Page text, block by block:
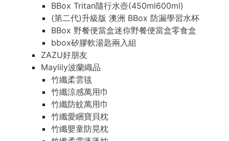
BBox Tritan隨行水壺(450ml600ml)
(第二代)升級版 澳洲 BBox 防漏學習水杯
BBox 野餐便當盒迷你野餐便當盒零食盒
bbox矽膠軟湯匙兩入組
ZAZU好朋友
Maylily波蘭織品
竹纖柔雲毯
竹纖涼感萬用巾
竹纖防蚊萬用巾
竹纖愛睏寶貝枕
竹纖嬰童防晃枕